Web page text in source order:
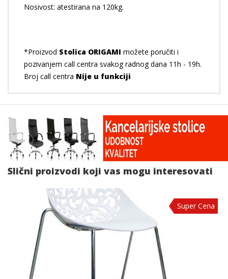
Nosivost: atestirana na 120kg.
*Proizvod Stolica ORIGAMI možete poručiti i
pozivanjem call centra svakog radnog dana 11h - 19h.
Broj call centra Nije u funkciji
Slični proizvodi koji vas mogu interesovati
Super Cena